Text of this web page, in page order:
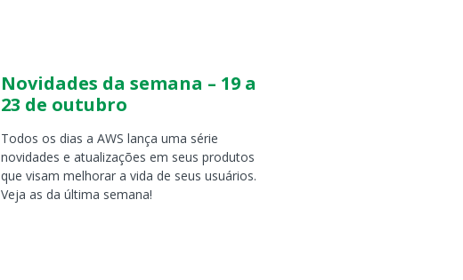
Novidades da semana – 19 a
23 de outubro
Todos os dias a AWS lança uma série
novidades e atualizações em seus produtos
que visam melhorar a vida de seus usuários.
Veja as da última semana!